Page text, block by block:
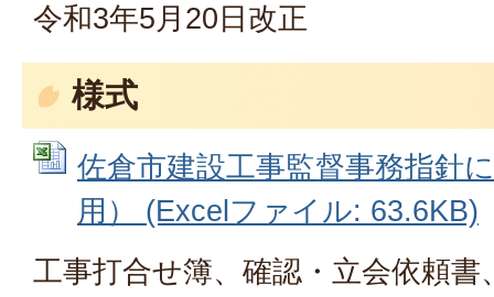
令和3年5月20日改正
様式
佐倉市建設工事監督事務指針
用） (Excelファイル: 63.6KB)
工事打合せ簿、確認・立会依頼書